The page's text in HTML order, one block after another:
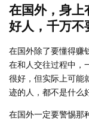
在国外，身上
好人，千万不
在国外除了要懂得赚
在和人交往过程中，
很好，但实际上可能
迹的人，都不是什么
在国外一定要警惕那